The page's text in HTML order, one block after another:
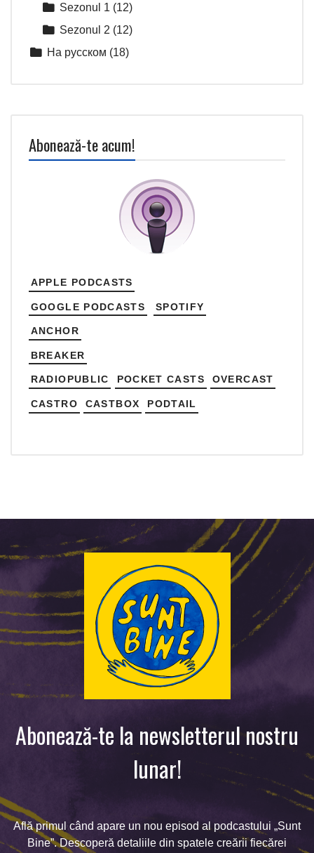
Sezonul 1 (12)
Sezonul 2 (12)
На русском (18)
Abonează-te acum!
APPLE PODCASTS
GOOGLE PODCASTS SPOTIFY
ANCHOR
BREAKER
RADIOPUBLIC POCKET CASTS OVERCAST
CASTRO CASTBOX PODTAIL
Abonează-te la newsletterul nostru
lunar!
Află primul când apare un nou episod al podcastului „Sunt
Bine”. Descoperă detaliile din spatele creării fiecărei